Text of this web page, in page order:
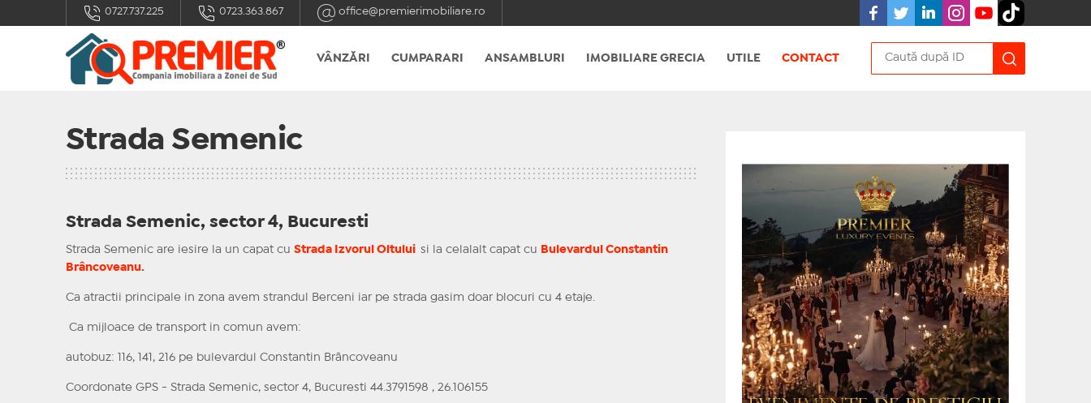
0727.737.225 0723.363.867 office@premierimobiliare.ro
VÂNZĂRI CUMPARARI ANSAMBLURI IMOBILIARE GRECIA UTILE CONTACT
Strada Semenic
Strada Semenic, sector 4, Bucuresti
Strada Semenic are iesire la un capat cu Strada Izvorul Oltului si la celalalt capat cu
Bulevardul Constantin
Brâncoveanu.
Ca atractii principale in zona avem strandul Berceni iar pe strada gasim doar blocuri cu 4 etaje.
Ca mijloace de transport in comun avem:
autobuz: 116, 141, 216 pe bulevardul Constantin Brâncoveanu
Coordonate GPS - Strada Semenic, sector 4, Bucuresti 44.3791598 , 26.106155